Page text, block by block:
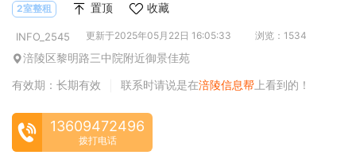
2室整租 置顶 收藏
INFO_2545 更新于2025年05月22日 16:05:33 浏览：1534
涪陵区黎明路三中院附近御景佳苑
有效期：长期有效
联系时请说是在涪陵信息帮 上看到的！
13609472496
拨打电话